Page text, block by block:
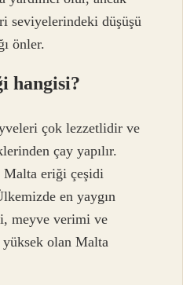
seviyelerindeki düşüşü
önler.
hangisi?
çok lezzetlidir ve
çay yapılır.
Malta eriği çeşidi
en yaygın
meyve verimi ve
olan Malta